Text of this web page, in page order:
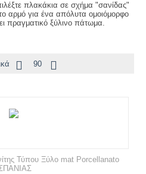
πλακάκια σε σχήμα "σανίδας"
αρμό για ένα απόλυτα ομοιόμορφο
πραγματικό ξύλινο πάτωμα.
90
Τύπου Ξύλο mat Porcellanato